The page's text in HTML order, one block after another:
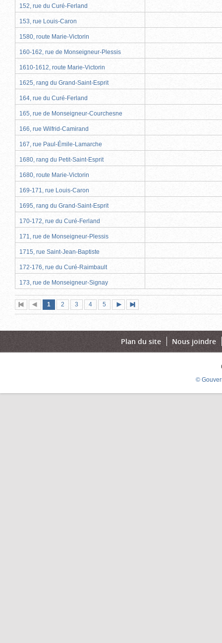
152, rue du Curé-Ferland
153, rue Louis-Caron
1580, route Marie-Victorin
160-162, rue de Monseigneur-Plessis
1610-1612, route Marie-Victorin
1625, rang du Grand-Saint-Esprit
164, rue du Curé-Ferland
165, rue de Monseigneur-Courchesne
166, rue Wilfrid-Camirand
167, rue Paul-Émile-Lamarche
1680, rang du Petit-Saint-Esprit
1680, route Marie-Victorin
169-171, rue Louis-Caron
1695, rang du Grand-Saint-Esprit
170-172, rue du Curé-Ferland
171, rue de Monseigneur-Plessis
1715, rue Saint-Jean-Baptiste
172-176, rue du Curé-Raimbault
173, rue de Monseigneur-Signay
Première
page
Page
précédente
Page
1 (page
actuelle)
Page
2 Page
3 Page
4 Page
5
suivante
page
Plan du site Nous joindre
©